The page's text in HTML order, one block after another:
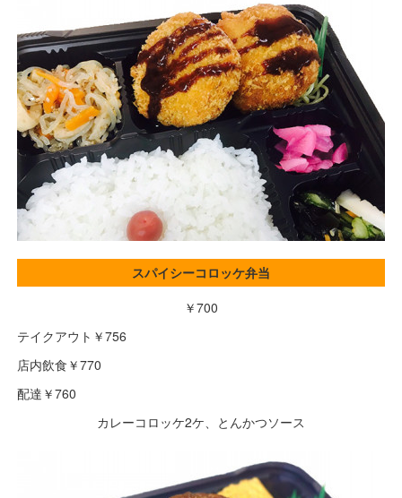
スパイシーコロッケ弁当
￥700
テイクアウト￥756
店内飲食￥770
配達￥760
カレーコロッケ2ケ、とんかつソース